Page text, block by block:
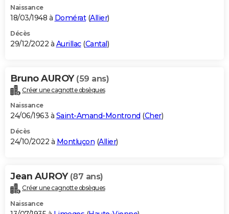
Naissance
18/03/1948 à Domérat(Allier)
Décès
29/12/2022 à Aurillac(Cantal)
Bruno AUROY (59 ans)
Créer une cagnotte obsèques
Naissance
24/06/1963 à Saint-Amand-Montrond (Cher)
Décès
24/10/2022 à Montluçon (Allier)
Jean AUROY (87 ans)
Créer une cagnotte obsèques
Naissance